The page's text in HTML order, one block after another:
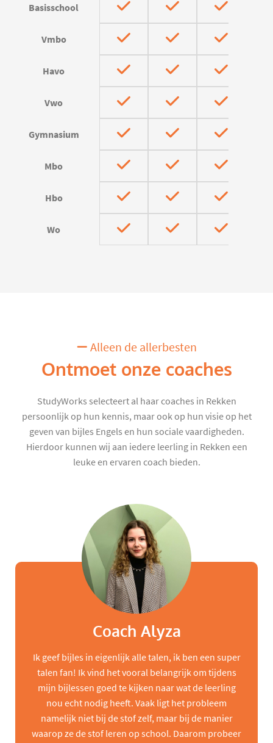
Basisschool
Vmbo
Havo
Vwo
Gymnasium
Mbo
Hbo
Wo
Alleen de allerbesten
Ontmoet onze coaches
StudyWorks selecteert al haar coaches in Rekken
persoonlijk op hun kennis, maar ook op hun visie op het
geven van bijles Engels en hun sociale vaardigheden.
Hierdoor kunnen wij aan iedere leerling in Rekken een
leuke en ervaren coach bieden.
Coach Alyza
Ik geef bijles in eigenlijk alle talen, ik ben een super
talen fan! Ik vind het vooral belangrijk om tijdens
mijn bijlessen goed te kijken naar wat de leerling
nou echt nodig heeft. Vaak ligt het probleem
namelijk niet bij de stof zelf, maar bij de manier
waarop ze de stof leren op school. Daarom probeer